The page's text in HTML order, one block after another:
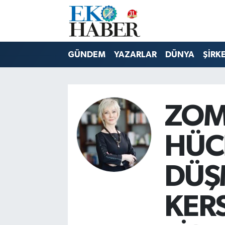
GÜNDEM YAZARLAR DÜNYA
Hava Durumu
Tüm Manşetler
Son Dakika Haberleri